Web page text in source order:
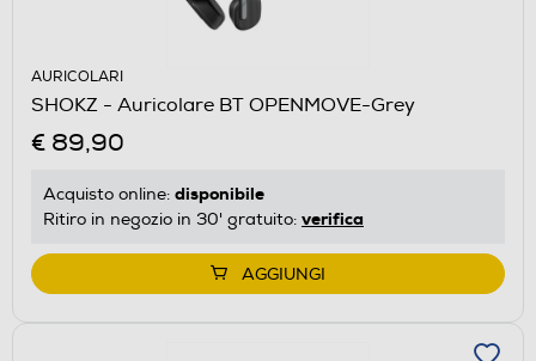
AURICOLARI
SHOKZ - Auricolare BT OPENMOVE-Grey
€ 89,90
Acquisto online: disponibile
Ritiro in negozio in 30' gratuito: verifica
AGGIUNGI